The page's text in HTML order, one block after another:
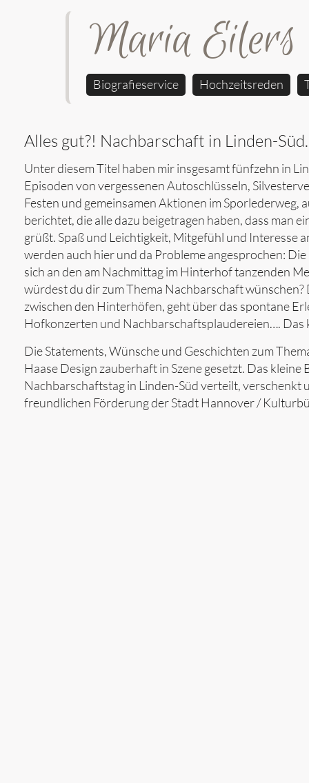
Biografieservice Hochzeitsreden
Alles gut?! Nachbarschaft in Linden-
Unter diesem Titel haben mir insgesamt fünfzehn in
Episoden von vergessenen Autoschlüsseln,
Festen und gemeinsamen Aktionen im
berichtet, die alle dazu beigetragen haben, dass man
grüßt. Spaß und Leichtigkeit, Mitgefühl und
werden auch hier und da Probleme angesprochen:
sich an den am Nachmittag im Hinterhof tanzenden
würdest du dir zum Thema Nachbarschaft
zwischen den Hinterhöfen, geht über das spontane
Hofkonzerten und Nachbarschaftsplaudereien…. Das
Die Statements, Wünsche und Geschichten zum
Haase Design zauberhaft in Szene gesetzt. Das
Nachbarschaftstag in Linden-Süd verteilt,
freundlichen Förderung der Stadt Hannover /
Maria Eilers